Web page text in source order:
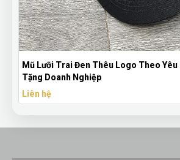
Mũ Lưỡi Trai Đen Thêu Logo Theo Yêu
Tặng Doanh Nghiệp
Liên hệ